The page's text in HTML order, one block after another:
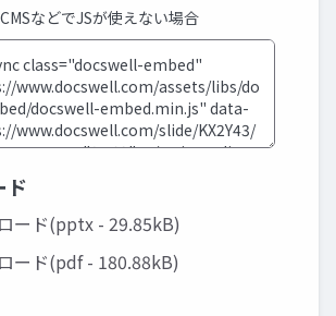
などでJSが使えない場合
ド
ード(pptx - 29.85kB)
ード(pdf - 180.88kB)